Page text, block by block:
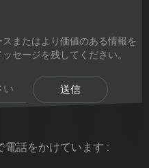
ザイン、保護ケースとスタン
合金筐体、落下防止、高速放
熱、持ち運びが簡単。
またはより価値のある情報を
セージを残してください。
話をかけています :